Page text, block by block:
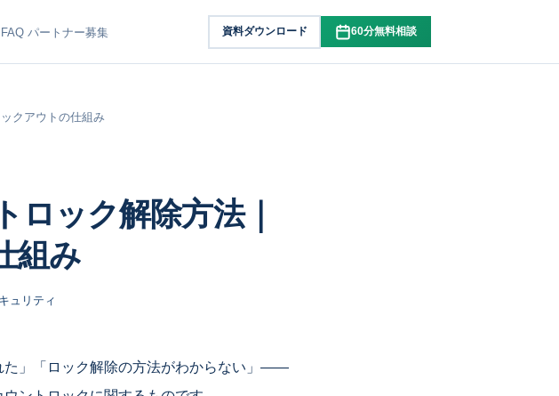
FAQ パートナー募集 資料ダウンロード 60分無料相談
クアウトの仕組み
ック解除方法｜
組み
ュリティ
た」「ロック解除の方法がわからない」——